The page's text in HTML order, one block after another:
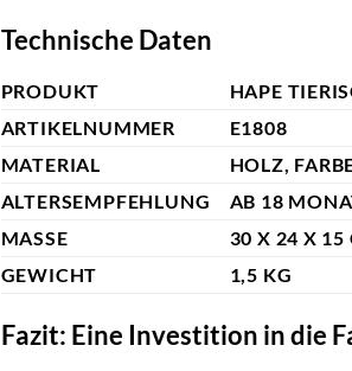
Technische Daten
PRODUKT
HAPE
ARTIKELNUMMER
E1808
MATERIAL
HOLZ,
ALTERSEMPFEHLUNG
AB 18
MASSE
30 X 24 X 15
GEWICHT
1,5 KG
Fazit: Eine Investition in die